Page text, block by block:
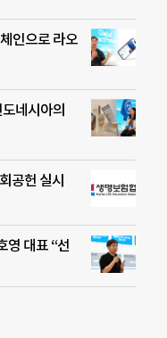
인으로 라오
네시아의
공헌 실시
영 대표 “선